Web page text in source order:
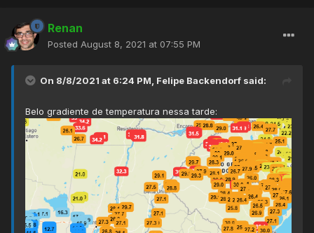
Renan
Posted August 8, 2021 at 07:55 PM
On 8/8/2021 at 6:24 PM, Felipe Backendorf said:
Belo gradiente de temperatura nessa tarde: